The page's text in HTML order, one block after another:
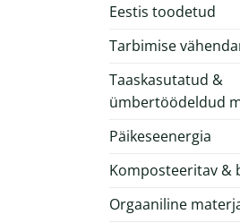
Eestis toodetud
Tarbimise
Taaskasutatud &
ümbertöödeldud
Päikeseenergia
Komposteeritav &
Orgaaniline